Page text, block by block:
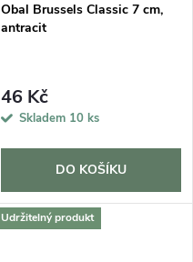
Obal Brussels Classic 7 cm,
antracit
46 Kč
Skladem 10 ks
DO KOŠÍKU
Udržitelný produkt